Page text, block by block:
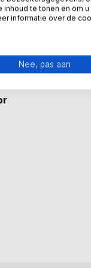
te tonen en om u
informatie over de
Nee, pas aan